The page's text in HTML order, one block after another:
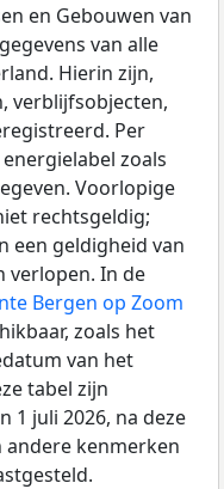
en Gebouwen van
van alle
Hierin zijn,
verblijfsobjecten,
Per
zoals
Voorlopige
rechtsgeldig;
een geldigheid van
verlopen. In de
Bergen op Zoom
zoals het
van het
tabel zijn
1 juli 2026, na deze
kenmerken